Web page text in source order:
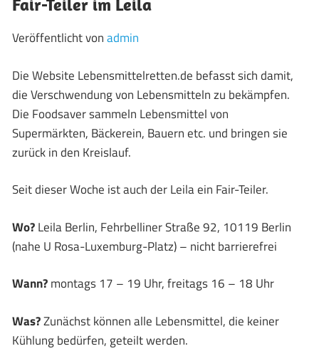
Fair-Teiler im Leila
Veröffentlicht vonadmin
Die Website Lebensmittelretten.de befasst sich damit,
die Verschwendung von Lebensmitteln zu bekämpfen.
Die Foodsaver sammeln Lebensmittel von
Supermärkten, Bäckerein, Bauern etc. und bringen sie
zurück in den Kreislauf.
Seit dieser Woche ist auch der Leila ein Fair-Teiler.
Wo?Leila Berlin, Fehrbelliner Straße 92, 10119 Berlin
(nahe U Rosa-Luxemburg-Platz) – nicht barrierefrei
Wann?montags 17 – 19 Uhr, freitags 16 – 18 Uhr
Was?Zunächst können alle Lebensmittel, die keiner
Kühlung bedürfen, geteilt werden.